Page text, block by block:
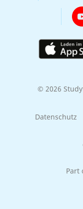
© 2026
Datenschutz
Part